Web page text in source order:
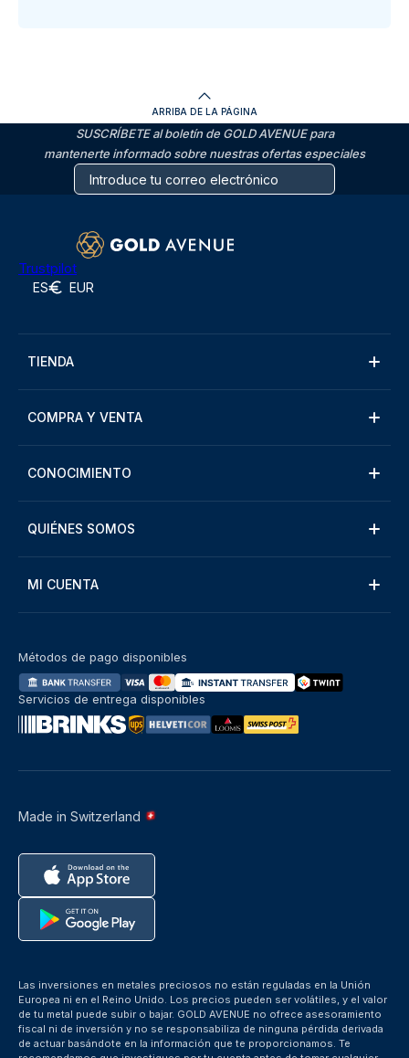
ARRIBA DE LA PÁGINA
SUSCRÍBETE al boletín de GOLD AVENUE para
mantenerte informado sobre nuestras ofertas especiales
Trustpilot
ES EUR
TIENDA
COMPRA Y VENTA
CONOCIMIENTO
QUIÉNES SOMOS
MI CUENTA
Made in Switzerland
Métodos de pago disponibles
Servicios de entrega disponibles
Las inversiones en metales preciosos no están reguladas en la Unión
Europea ni en el Reino Unido. Los precios pueden ser volátiles, y el valor
de tu metal puede subir o bajar. GOLD AVENUE no ofrece asesoramiento
fiscal ni de inversión y no se responsabiliza de ninguna pérdida derivada
de actuar basándote en la información que te proporcionamos. Te